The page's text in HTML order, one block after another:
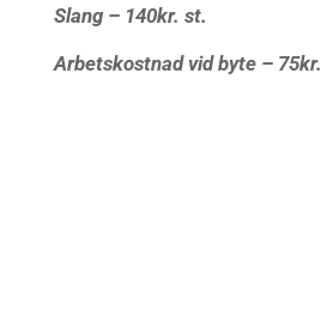
Slang – 140kr. st.
Arbetskostnad vid byte – 75kr.